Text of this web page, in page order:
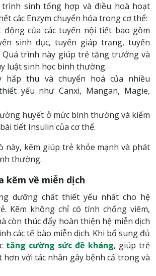
trình sinh tổng hợp và điều hoà hoạt
các Enzym chuyển hóa trong cơ thể:
của các tuyến nội tiết bao gồm
sinh dục, tuyến giáp trạng, tuyến
Quá trình này giúp trẻ tăng trưởng và
luật sinh học bình thường.
hấp thu và chuyển hoá của nhiều
yếu như Canxi, Mangan, Magie,
huyết ở mức bình thường và kiểm
tiết Insulin của cơ thể.
này, kẽm giúp trẻ khỏe mạnh và phát
thường.
kẽm về miễn dịch
dưỡng chất thiết yếu nhất cho hệ
Kẽm không chỉ có tính chống viêm,
còn thúc đẩy hoàn thiện hệ miễn dịch
các tế bào miễn dịch. Khi bổ sung đủ
tăng cường sức đề kháng, giúp trẻ
hơn với tác nhân gây bệnh cả trong và